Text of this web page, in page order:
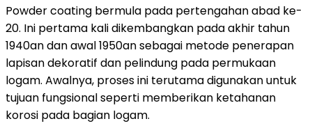
Powder coating bermula pada pertengahan abad ke-
20. Ini pertama kali dikembangkan pada akhir tahun
1940an dan awal 1950an sebagai metode penerapan
lapisan dekoratif dan pelindung pada permukaan
logam. Awalnya, proses ini terutama digunakan untuk
tujuan fungsional seperti memberikan ketahanan
korosi pada bagian logam.